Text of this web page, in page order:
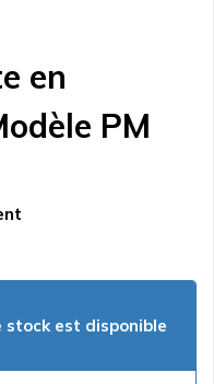
en
PM
stock est disponible